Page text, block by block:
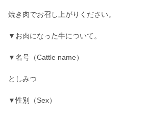
焼き肉でお召し上がりください。
▼お肉になった牛について。
▼名号（Cattle name）
としみつ
▼性別（Sex）